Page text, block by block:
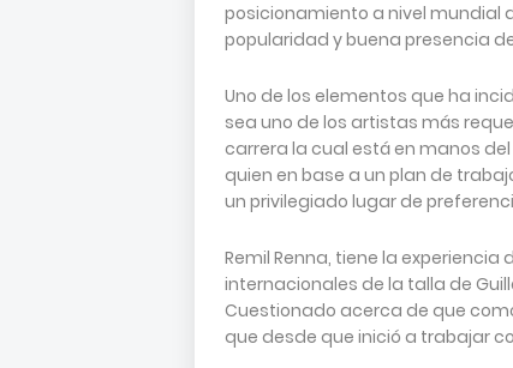
posicionamiento a nivel mundial
popularidad y buena presencia
Uno de los elementos que ha
sea uno de los artistas más
carrera la cual está en manos
quien en base a un plan de
un privilegiado lugar de
Remil Renna, tiene la
internacionales de la talla de
Cuestionado acerca de que
que desde que inició a trabajar